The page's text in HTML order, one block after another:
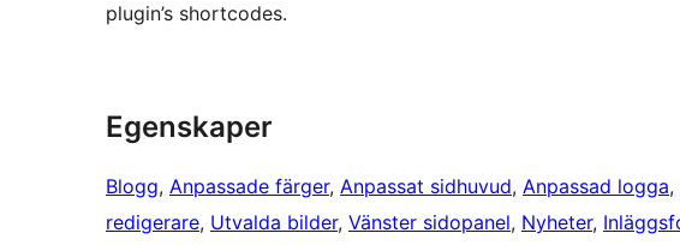
plugin’s shortcodes.
Egenskaper
Blogg, Anpassade färger, Anpassat sidhuvud, Anpassad logga,
redigerare, Utvalda bilder, Vänster sidopanel, Nyheter,